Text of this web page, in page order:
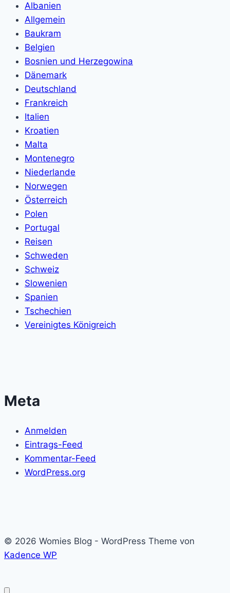
Albanien
Allgemein
Baukram
Belgien
Bosnien und Herzegowina
Dänemark
Deutschland
Frankreich
Italien
Kroatien
Malta
Montenegro
Niederlande
Norwegen
Österreich
Polen
Portugal
Reisen
Schweden
Schweiz
Slowenien
Spanien
Tschechien
Vereinigtes Königreich
Meta
Anmelden
Eintrags-Feed
Kommentar-Feed
WordPress.org
© 2026 Womies Blog - WordPress Theme von
Kadence WP